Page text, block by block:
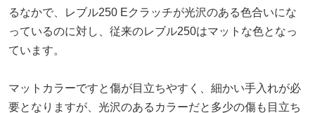
るなかで、レブル250 Eクラッチが光沢のある色合いにな
っているのに対し、従来のレブル250はマットな色となっ
ています。
マットカラーですと傷が目立ちやすく、細かい手入れが必
要となりますが、光沢のあるカラーだと多少の傷も目立ち